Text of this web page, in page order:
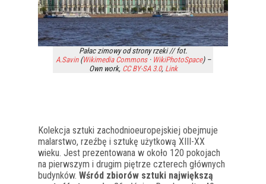
Pałac zimowy od strony rzeki // fot.
A.Savin(Wikimedia Commons· WikiPhotoSpace) –
Own work, CC BY-SA 3.0, Link
Kolekcja sztuki zachodnioeuropejskiej obejmuje
malarstwo, rzeźbę i sztukę użytkową XIII-XX
wieku. Jest prezentowana w około 120 pokojach
na pierwszym i drugim piętrze czterech głównych
budynków. Wśród zbiorów sztuki największą